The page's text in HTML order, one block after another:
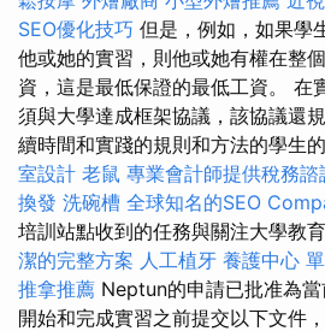
SEO優化技巧 但是，例如，如果學
他或她的實習，則他或她有權在整
資，這是最低保證的最低工資。 在
須與大學達成框架協議，該協議還
續時間和實踐的規則和方法的學生
室設計 老鼠 專業會計師提供稅務諮
換發 洗碗槽 全球知名的SEO
培訓站點收到的任務與關注大學教
潔的完整方案 人工植牙 養護中心
推拿推薦 Neptun的申請已批准為
開始和完成實習之前提交以下文件